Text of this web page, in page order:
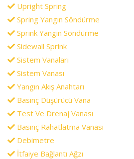
Upright Spring
Spring Yangın Söndürme
Sprink Yangın Söndürme
Sidewall Sprink
Sistem Vanaları
Sistem Vanası
Yangın Akış Anahtarı
Basınç Düşürücü Vana
Test Ve Drenaj Vanası
Basınç Rahatlatma Vanası
Debimetre
İtfaiye Bağlantı Ağzı